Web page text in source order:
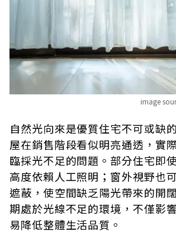
image
自然光向來是優質住宅不可或缺
屋在銷售階段看似明亮通透，實
臨採光不足的問題。部分住宅即
高度依賴人工照明；窗外視野也
遮蔽，使空間缺乏陽光帶來的開
期處於光線不足的環境，不僅影
易降低整體生活品質。